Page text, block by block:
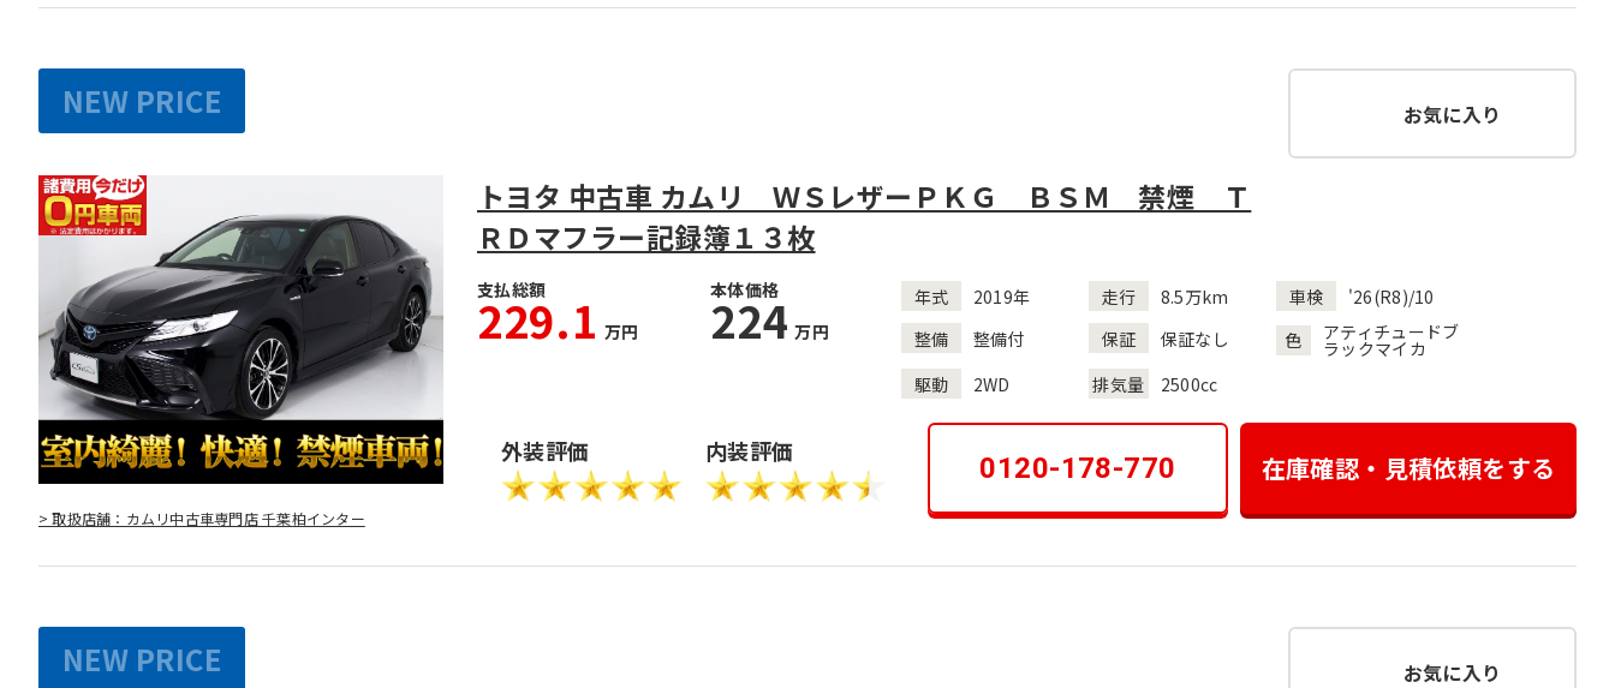
お気に入り
NEW PRICE
> 取扱店舗：カムリ中古車専門店 千葉柏インター
トヨタ 中古車 カムリ ＷＳレザーＰＫＧ ＢＳＭ 禁煙 Ｔ
ＲＤマフラー記録簿１３枚
支払総額
229.1 万円
本体価格
224 万円
年式 2019年 走行 8.5万km 車検
'26(R8)/10
整備
整備付 保証 保証なし 色 アティチュードブ
ラックマイカ
駆動
2WD 排気量 2500cc
外装評価 内装評価
0120-178-770 在庫確認・見積依頼をする
お気に入り
NEW PRICE